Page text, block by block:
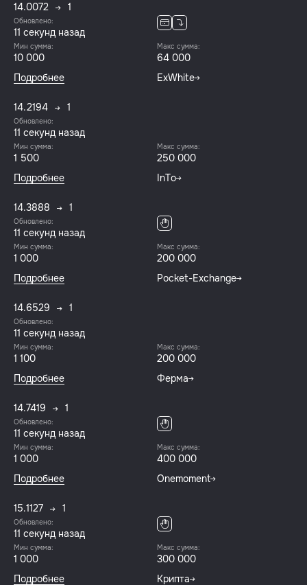
14.0072 1
Обновлено:
12 секунд назад
Мин сумма:
10 000
Макс сумма:
64 000
Подробнее
ExWhite
14.2194 1
Обновлено:
12 секунд назад
Мин сумма:
1 500
Макс сумма:
250 000
Подробнее
InTo
14.3888 1
Обновлено:
12 секунд назад
Мин сумма:
1 000
Макс сумма:
200 000
Подробнее
Pocket-Exchange
14.6529 1
Обновлено:
12 секунд назад
Мин сумма:
1 100
Макс сумма:
200 000
Подробнее
Ферма
14.7419 1
Обновлено:
12 секунд назад
Мин сумма:
1 000
Макс сумма:
400 000
Подробнее
Onemoment
15.1127 1
Обновлено:
12 секунд назад
Мин сумма:
1 000
Макс сумма:
300 000
Подробнее
Крипта